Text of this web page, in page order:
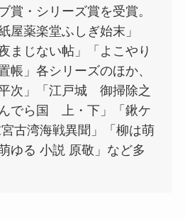
賞・シリーズ賞を受賞。
屋薬楽堂ふしぎ始末」
まじない帖」「よこやり
帳」各シリーズのほか、
平次」「江戸城 御掃除之
でら国 上・下」「鍬ケ
古湾海戦異聞」「柳は萌
ゆる 小説 原敬」など多